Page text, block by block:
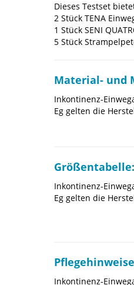
Dieses Testset
2 Stück TENA
1 Stück SENI
5 Stück
Material- und
Inkontinenz-
Eg gelten die
Größentabelle:
Inkontinenz-
Eg gelten die
Inkontinenz-